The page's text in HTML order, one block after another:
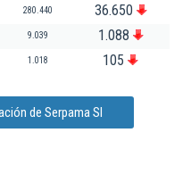
280.440 36.650
9.039 1.088
1.018 105
de Serpama Sl